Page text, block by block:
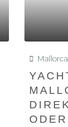
Mallorca